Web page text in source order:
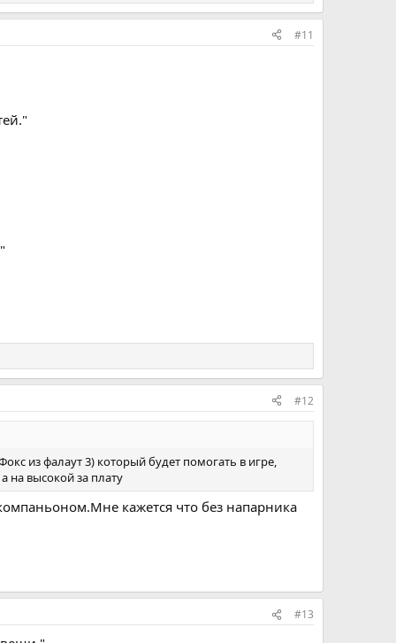
#11
#12
из фалаут 3) который будет помогать в игре,
на высокой за плату
кажется что без напарника
#13